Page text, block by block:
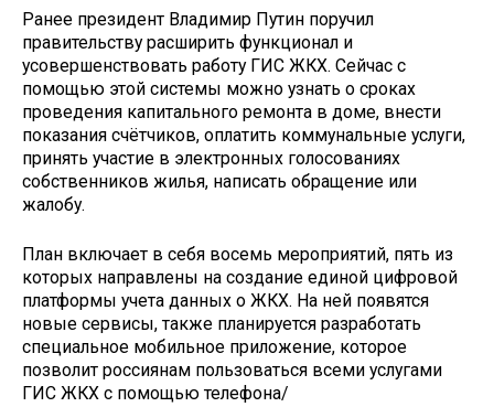
Ранее президент Владимир Путин поручил
правительству расширить функционал и
усовершенствовать работу ГИС ЖКХ. Сейчас с
помощью этой системы можно узнать о сроках
проведения капитального ремонта в доме, внести
показания счётчиков, оплатить коммунальные услуги,
принять участие в электронных голосованиях
собственников жилья, написать обращение или
жалобу.
План включает в себя восемь мероприятий, пять из
которых направлены на создание единой цифровой
платформы учета данных о ЖКХ. На ней появятся
новые сервисы, также планируется разработать
специальное мобильное приложение, которое
позволит россиянам пользоваться всеми услугами
ГИС ЖКХ с помощью телефона/